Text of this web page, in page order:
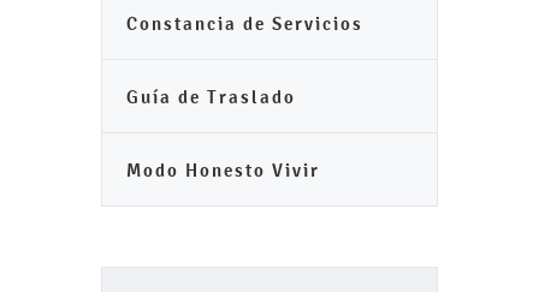
Constancia de Servicios
Guía de Traslado
Modo Honesto Vivir